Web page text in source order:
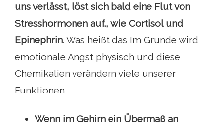
uns verlässt, löst sich bald eine Flut von
Stresshormonen auf., wie Cortisol und
Epinephrin. Was heißt das Im Grunde wird
emotionale Angst physisch und diese
Chemikalien verändern viele unserer
Funktionen.
Wenn im Gehirn ein Übermaß an